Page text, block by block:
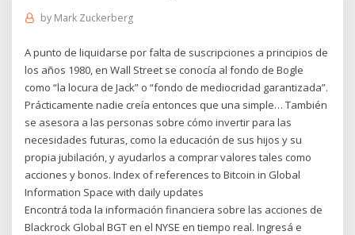
by Mark Zuckerberg
A punto de liquidarse por falta de suscripciones a principios de
los años 1980, en Wall Street se conocía al fondo de Bogle
como “la locura de Jack” o “fondo de mediocridad garantizada”.
Prácticamente nadie creía entonces que una simple… También
se asesora a las personas sobre cómo invertir para las
necesidades futuras, como la educación de sus hijos y su
propia jubilación, y ayudarlos a comprar valores tales como
acciones y bonos. Index of references to Bitcoin in Global
Information Space with daily updates
Encontrá toda la información financiera sobre las acciones de
Blackrock Global BGT en el NYSE en tiempo real. Ingresá e